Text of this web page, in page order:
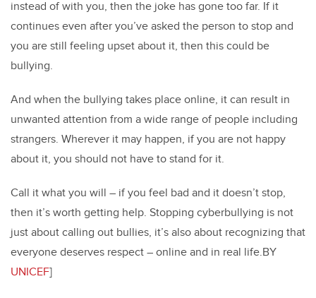
instead of with you, then the joke has gone too far. If it
continues even after you’ve asked the person to stop and
you are still feeling upset about it, then this could be
bullying.
And when the bullying takes place online, it can result in
unwanted attention from a wide range of people including
strangers. Wherever it may happen, if you are not happy
about it, you should not have to stand for it.
Call it what you will – if you feel bad and it doesn’t stop,
then it’s worth getting help. Stopping cyberbullying is not
just about calling out bullies, it’s also about recognizing that
everyone deserves respect – online and in real life.BY
UNICEF]